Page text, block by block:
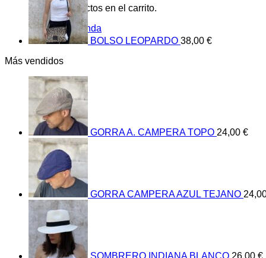
No hay productos en el carrito.
Volver a la tienda
BOLSO LEOPARDO 38,00 €
Más vendidos
GORRA A. CAMPERA TOPO 24,00 €
GORRA CAMPERA AZUL TEJANO